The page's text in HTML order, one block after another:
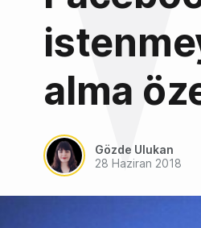
alma
Gözde Ulukan
28 Haziran 2018